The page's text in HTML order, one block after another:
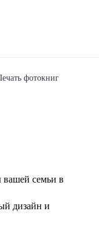
фотокниг
семьи в
дизайн и